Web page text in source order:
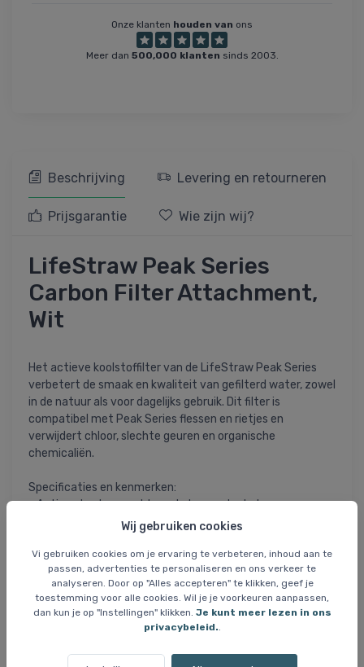
Wij gebruiken cookies
Vi gebruiken cookies om je ervaring te verbeteren, inhoud aan te
passen, advertenties te personaliseren en ons verkeer te
analyseren. Door op "Alles accepteren" te klikken, geef je
toestemming voor alle cookies. Wil je je voorkeuren aanpassen,
dan kun je op "Instellingen" klikken. Je kunt meer lezen in ons
privacybeleid.
Onze klanten houden van ons
Meer dan 500,000 klanten sinds 2003.
Beschrijving Levering en retourneren
Prijsgarantie Wie zijn wij?
LifeStraw Peak Series
Carbon Filter Attachment,
Wit
Het actieve koolstoffilter van de LifeStraw Peak Series
verbetert de smaak en kwaliteit van gefilterd water, zowel
in de natuur als voor dagelijks gebruik. Dit filter is
compatibel met Peak Series flessen en rietjes en
verwijdert chloor, slechte geuren en organische
chemicaliën.
Specificaties en kenmerken:
- Actieve kool gemaakt van kokosnootschalen voor
natuurlijke filtratie
- Vermindert smaak en geur van chloor, pesticiden en
herbiciden
- Eenvoudige installatie met klikfunctie zonder
gereedschap
- Past op alle flessen en systemen uit de LifeStraw Peak
- Duurzame keuze die het gebruik van plastic voor